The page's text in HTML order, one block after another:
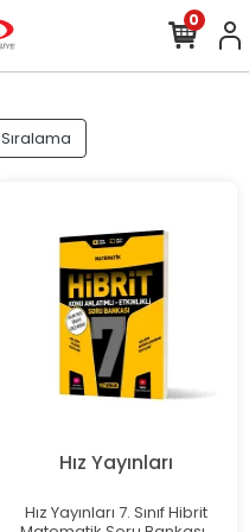
0
Sıralama
Hız Yayınları
Hız Yayınları 7. Sınıf Hibrit